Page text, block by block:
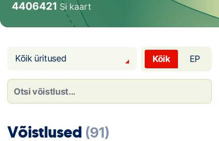
Telli litsents!
Noored
4406421 Si kaart
Kõik üritused Kõik EP
Võistlused (91)